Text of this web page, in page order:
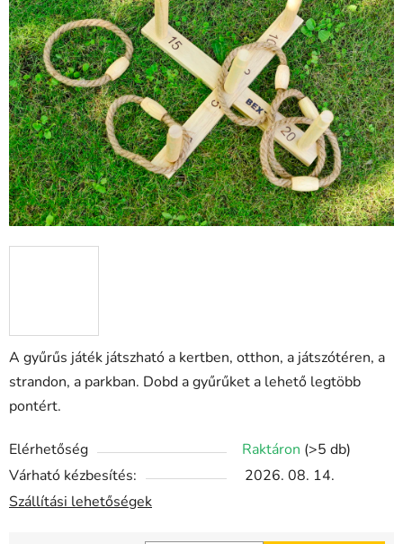
A gyűrűs játék játszható a kertben, otthon, a játszótéren, a
strandon, a parkban. Dobd a gyűrűket a lehető legtöbb
pontért.
Elérhetőség Raktáron (>5 db)
Várható kézbesítés:
2026. 08. 14.
Szállítási lehetőségek
ből
5,0
csillag.